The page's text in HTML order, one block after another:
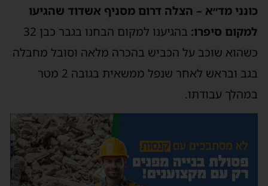
כונני מד״א – הצלה דרום מסניף אשדוד שהגיעו
למקום סיפרו:
בהגיענו למקום הבחנו בגבר כבן 32
כשהוא שוכב על הכביש בהכרה מלאה וסובל מחבלה
בגב ובראש לאחר שנפל ממשאית בגובה 2 מטר
במהלך עבודתו.